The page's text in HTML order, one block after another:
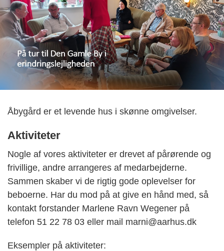
Åbygård er et levende hus i skønne omgivelser.
Aktiviteter
Nogle af vores aktiviteter er drevet af pårørende og
frivillige, andre arrangeres af medarbejderne.
Sammen skaber vi de rigtig gode oplevelser for
beboerne. Har du mod på at give en hånd med, så
kontakt forstander Marlene Ravn Wegener på
telefon 51 22 78 03 eller mail marni@aarhus.dk
Eksempler på aktiviteter: